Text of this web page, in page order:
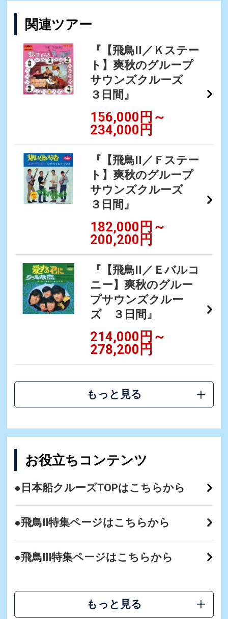
関連ツアー
『【飛鳥II／Ｋステー
ト】爽秋のグループ
サウンズクルーズ
３日間』
156,000円～
234,000円
『【飛鳥II／Ｆステー
ト】爽秋のグループ
サウンズクルーズ
３日間』
182,000円～
200,200円
『【飛鳥II／Ｅバルコ
ニー】爽秋のグルー
プサウンズクルー
ズ ３日間』
214,000円～
278,200円
もっと見る
お役立ちコンテンツ
●日本船クルーズTOPはこちらから
●飛鳥II特集ページはこちらから
●飛鳥III特集ページはこちらから
もっと見る